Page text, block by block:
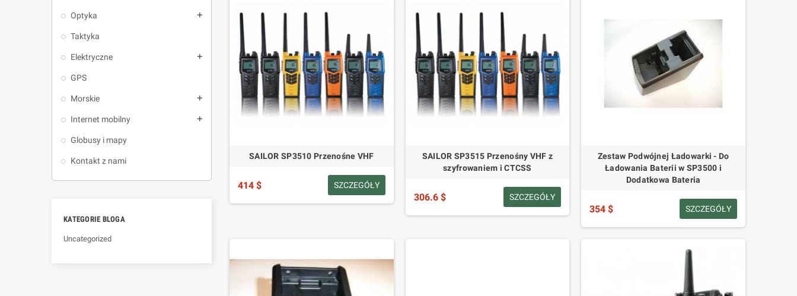
Optyka add
Taktyka
Elektryczne add
GPS
Morskie add
Internet mobilny add
Globusy i mapy
Kontakt z nami
KATEGORIE BLOGA
Uncategorized
SAILOR SP3510 Przenośne VHF
414 $ SZCZEGÓŁY
SAILOR SP3515 Przenośny VHF z
szyfrowaniem i CTCSS
306.6 $ SZCZEGÓŁY
Zestaw Podwójnej Ładowarki - Do
Ładowania Baterii w SP3500 i
Dodatkowa Bateria
354 $ SZCZEGÓŁY